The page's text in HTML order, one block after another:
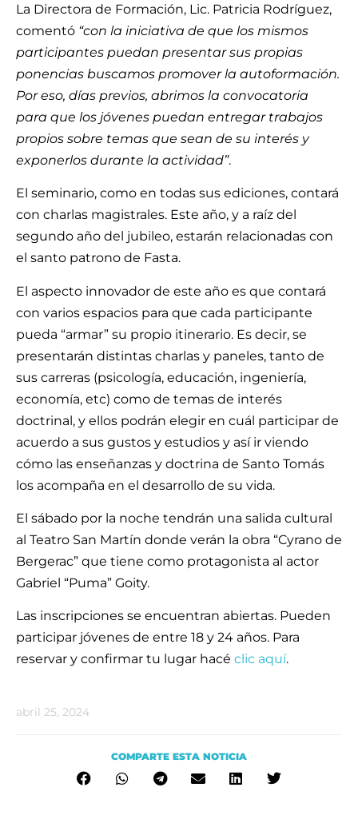
La Directora de Formación, Lic. Patricia Rodríguez,
comentó “con la iniciativa de que los mismos
participantes puedan presentar sus propias
ponencias buscamos promover la autoformación.
Por eso, días previos, abrimos la convocatoria
para que los jóvenes puedan entregar trabajos
propios sobre temas que sean de su interés y
exponerlos durante la actividad”.
El seminario, como en todas sus ediciones, contará
con charlas magistrales. Este año, y a raíz del
segundo año del jubileo, estarán relacionadas con
el santo patrono de Fasta.
El aspecto innovador de este año es que contará
con varios espacios para que cada participante
pueda “armar” su propio itinerario. Es decir, se
presentarán distintas charlas y paneles, tanto de
sus carreras (psicología, educación, ingeniería,
economía, etc) como de temas de interés
doctrinal, y ellos podrán elegir en cuál participar de
acuerdo a sus gustos y estudios y así ir viendo
cómo las enseñanzas y doctrina de Santo Tomás
los acompaña en el desarrollo de su vida.
El sábado por la noche tendrán una salida cultural
al Teatro San Martín donde verán la obra “Cyrano de
Bergerac” que tiene como protagonista al actor
Gabriel “Puma” Goity.
Las inscripciones se encuentran abiertas. Pueden
participar jóvenes de entre 18 y 24 años. Para
reservar y confirmar tu lugar hacé clic aquí.
abril 25, 2024
COMPARTE ESTA NOTICIA